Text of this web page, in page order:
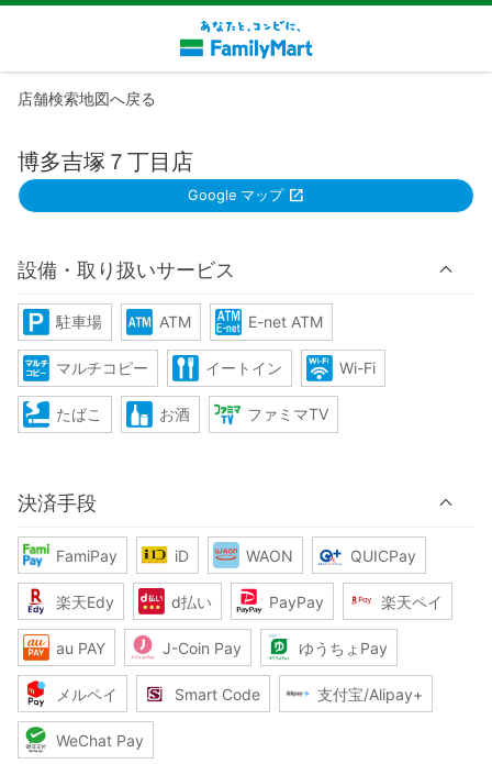
店舗検索地図へ戻る
博多吉塚７丁目店
Google マップ
設備・取り扱いサービス
駐車場 ATM E-net ATM
マルチコピー イートイン Wi-Fi
たばこ お酒 ファミマTV
決済手段
FamiPay iD WAON QUICPay
楽天Edy d払い PayPay 楽天ペイ
au PAY J-Coin Pay ゆうちょPay
メルペイ Smart Code 支付宝/Alipay+
WeChat Pay